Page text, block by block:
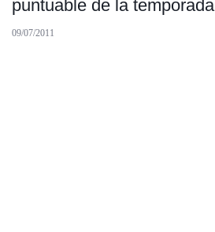
puntuable de la temporada
09/07/2011